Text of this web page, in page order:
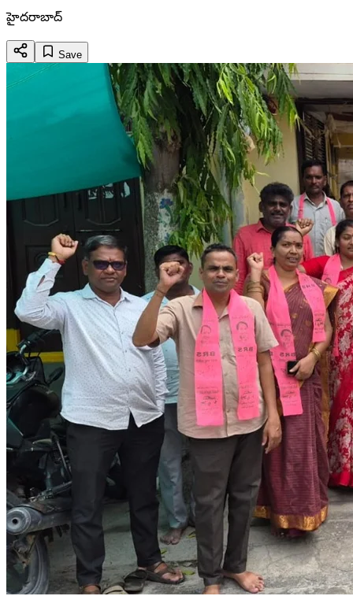
హైదరాబాద్
Save